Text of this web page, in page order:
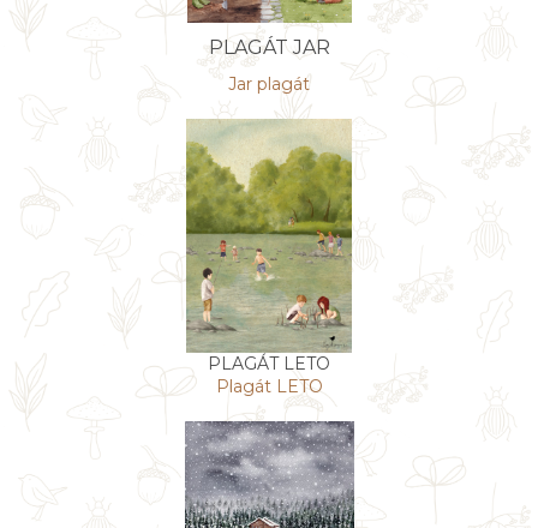
PLAGÁT JAR
Jar plagát
PLAGÁT LETO
Plagát LETO